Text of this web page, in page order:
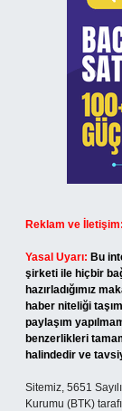
Reklam ve İletişim:
Yasal Uyarı: Bu
şirketi ile hiçbir
hazırladığımız
haber niteliği
paylaşım
benzerlikleri
halindedir ve
Sitemiz, 5651
Kurumu (BTK)